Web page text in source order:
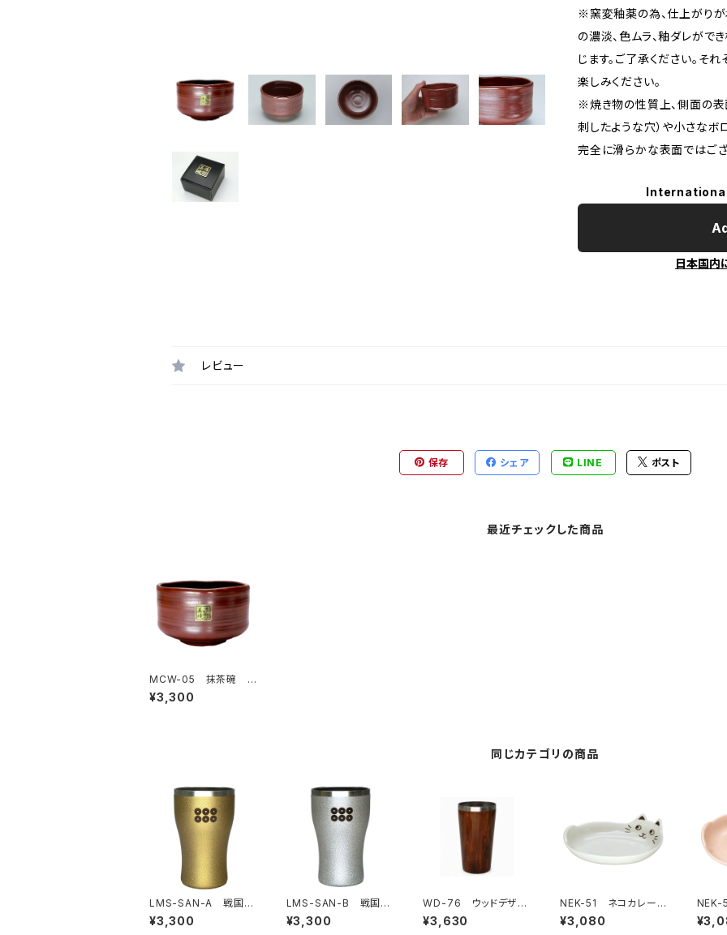
※窯変釉薬の為、仕上がりが
の濃淡、色ムラ、釉ダレが
じます。ご了承ください。そ
楽しみください。
※焼き物の性質上、側面の表
刺したような穴）や小さな
完全に滑らかな表面ではご
日本国内
レビュー
保存 シェア LINE ポスト
最近チェックした商品
MCW-05 抹茶碗
窯変red
¥3,300
同じカテゴリの商品
LMS-SAN-A 戦国武
将家紋タンブラー真田
幸村 金
¥3,300
LMS-SAN-B 戦国武
将家紋タンブラー真田
幸村 銀
¥3,300
WD-76 ウッドデザイ
ン 真空2層タンブラー
¥3,630
NEK-51 ネコカレー
皿 ホワイト
¥3,080
NEK-
皿 ピ